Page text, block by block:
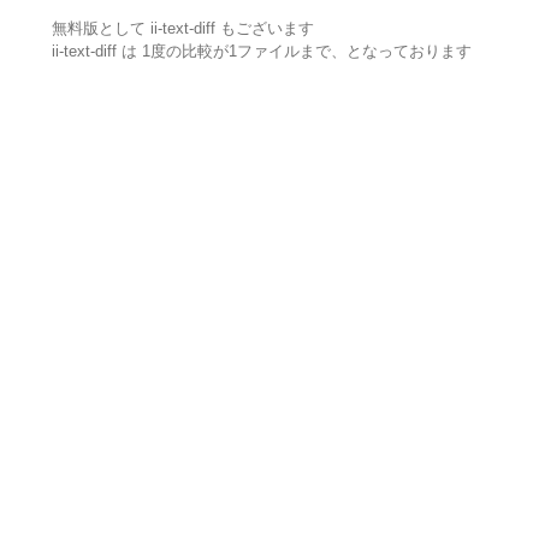
無料版として ii-text-diff もございます
ii-text-diff は 1度の比較が1ファイルまで、となっております